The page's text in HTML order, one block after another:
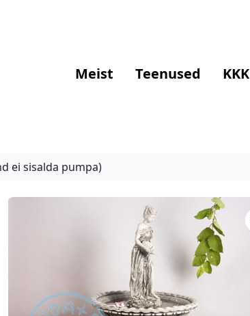
Meist Teenused KKK
ei sisalda pumpa)